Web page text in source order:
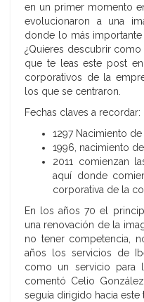
en un primer momento
evolucionaron a una
donde lo más
¿Quieres descubrir
que te leas este post
corporativos de la
los que se centraron.
Fechas claves a recordar:
1297 Nacimiento
1996, nacimiento
2011 comienzan
aquí donde
corporativa de la
En los años 70 el
una renovación de la
no tener competencia,
años los servicios de
como un servicio para
comentó Celio
seguía dirigido hacia este